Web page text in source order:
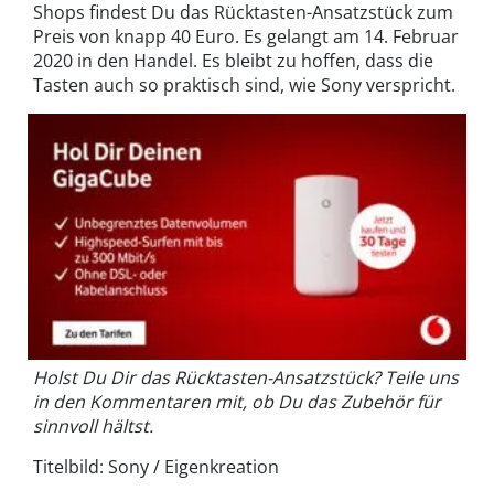
Shops findest Du das Rücktasten-Ansatzstück zum
Preis von knapp 40 Euro. Es gelangt am 14. Februar
2020 in den Handel. Es bleibt zu hoffen, dass die
Tasten auch so praktisch sind, wie Sony verspricht.
Holst Du Dir das Rücktasten-Ansatzstück? Teile uns
in den Kommentaren mit, ob Du das Zubehör für
sinnvoll hältst.
Titelbild: Sony / Eigenkreation